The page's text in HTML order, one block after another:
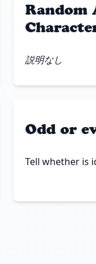
Random
説明なし
Odd or
Tell whether is